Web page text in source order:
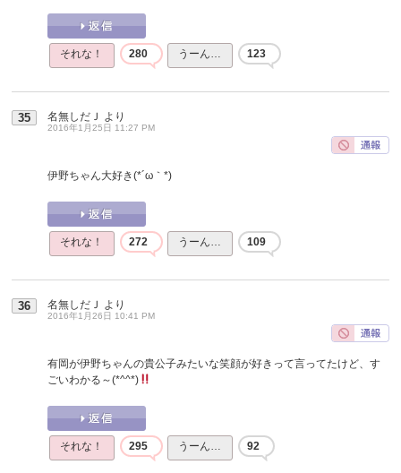
それな！ 280 うーん… 123
35 名無しだＪ より
2016年1月25日 11:27 PM
伊野ちゃん大好き(*´ω｀*)
それな！ 272 うーん… 109
36 名無しだＪ より
2016年1月26日 10:41 PM
有岡が伊野ちゃんの貴公子みたいな笑顔が好きって言ってたけど、す
ごいわかる～(*^^*)
それな！ 295 うーん… 92